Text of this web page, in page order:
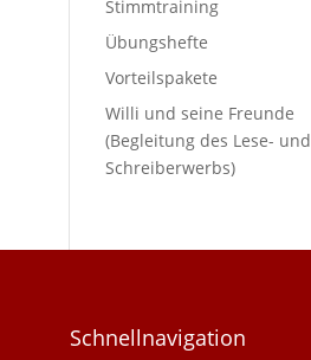
Stimmtraining
Übungshefte
Vorteilspakete
Willi und seine Freunde
(Begleitung des Lese- und
Schreiberwerbs)
Schnellnavigation